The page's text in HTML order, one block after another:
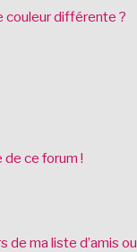
couleur différente ?
de ce forum !
ma liste d’amis ou